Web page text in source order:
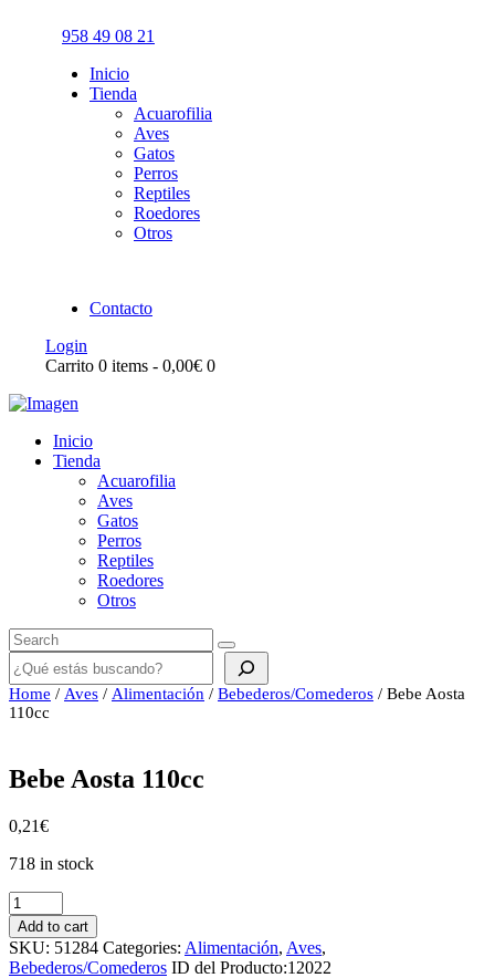
958 49 08 21
Inicio
Tienda
Acuarofilia
Aves
Gatos
Perros
Reptiles
Roedores
Otros
Contacto
Login
Carrito 0 items - 0,00€ 0
Inicio
Tienda
Acuarofilia
Aves
Gatos
Perros
Reptiles
Roedores
Otros
Buscar
Home / Aves / Alimentación / Bebederos/Comederos / Bebe Aosta
110cc
Bebe Aosta 110cc
0,21€
718 in stock
Bebe
Aosta
110cc
quantity
Add to cart
SKU: 51284 Categories: Alimentación, Aves,
Bebederos/Comederos ID del Producto:12022